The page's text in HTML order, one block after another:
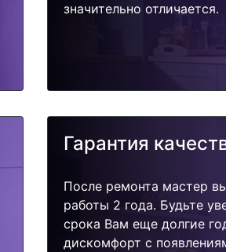
значительно отличается.
Гарантия
После ремонта мастер
работы 2 года. Будьте
срока Вам еще долгие
дискомфорт с